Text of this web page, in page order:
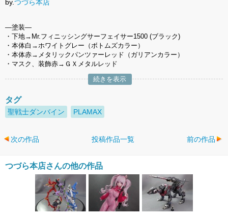
by.つづら本店
―塗装―
・下地→Mr.フィニッシングサーフェイサー1500 (ブラック)
・本体白→ホワイトグレー（ボトムズカラー）
・本体赤→メタリックパンツァーレッド（ガリアンカラー）
・マスク、装飾赤→ＧＸメタルレッド
続きを表示
タグ
聖戦士ダンバイン PLAMAX
次の作品 投稿作品一覧 前の作品
つづら本店さんの他の作品